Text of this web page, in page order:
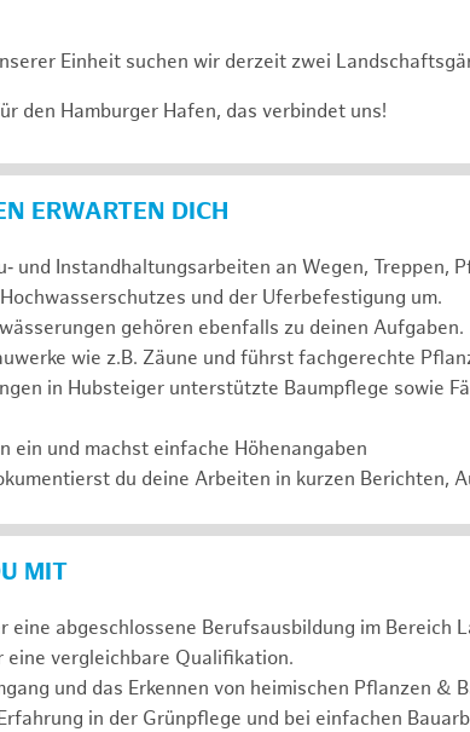
Einheit suchen wir derzeit zwei
den Hamburger Hafen, das verbindet uns!
ERWARTEN DICH
und Instandhaltungsarbeiten an Wegen, Treppen,
und der Uferbefestigung um.
gehören ebenfalls zu deinen Aufgaben.
wie z.B. Zäune und führst fachgerechte
in Hubsteiger unterstützte Baumpflege sowie
ein und machst einfache Höhenangaben
du deine Arbeiten in kurzen Berichten,
MIT
eine abgeschlossene Berufsausbildung im Bereich
eine vergleichbare Qualifikation.
und das Erkennen von heimischen Pflanzen &
in der Grünpflege und bei einfachen